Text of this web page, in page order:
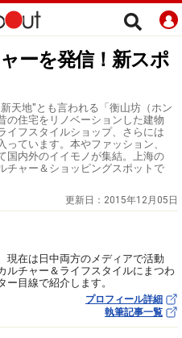
ーを発信！新スポ
天地"とも言われる「衡山坊（ホン
の住宅をリノベーションした建物
イフスタイルショップ、さらには
ています。本やファッション、
国内外のイイモノが集結。上海の
チャー＆ショッピングスポットで
更新日： 2015年12月05日
現在は日中両方のメディアで活動
ルチャー＆ライフスタイルにまつわ
ー目線で紹介します。
プロフィール詳細
執筆記事一覧